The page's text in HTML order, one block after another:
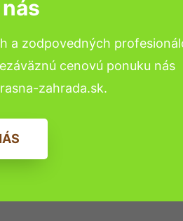
a zodpovedných
cenovú ponuku nás
zahrada.sk.